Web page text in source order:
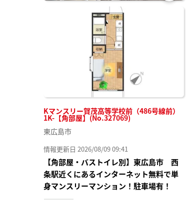
Kマンスリー賀茂高等学校前（486号線前）
1K-【角部屋】(No.327069)
お気
東広島市
情報更新日 2026/08/09 09:41
【角部屋・バストイレ別】東広島市 西
条駅近くにあるインターネット無料で単
身マンスリーマンション！駐車場有！